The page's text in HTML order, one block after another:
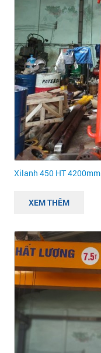
Xilanh 450 HT 4200mm
XEM THÊM